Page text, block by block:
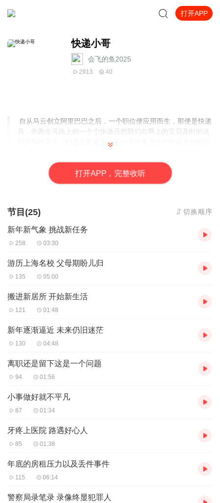
打开APP
快递小哥
会飞的鱼2025
2913 40
自从马云创立阿里巴巴之后，一个职位便应用而生，那便是快递
员，奔跑在马路上的一个个快递员把我们在网上的宝贝及时的送
到你我的手上，但是又有多少人能知道快递员这个职业承担的快
打开APP，完整收听
节目(25) 切换顺序
新年新气象 挑战新任务
258 03:30
游历上海名校 父母期盼儿归
135 05:00
搬进新居所 开始新生活
121 01:48
新年逐渐逼近 未来仍旧迷茫
130 04:48
离职还是留下这是一个问题
94 01:56
小事做好就不平凡
87 01:34
牙疼上医院 路遇好心人
85 01:38
年底的房租压力以及丢件事件
115 06:14
警察局录笔录 录像终显犯罪人